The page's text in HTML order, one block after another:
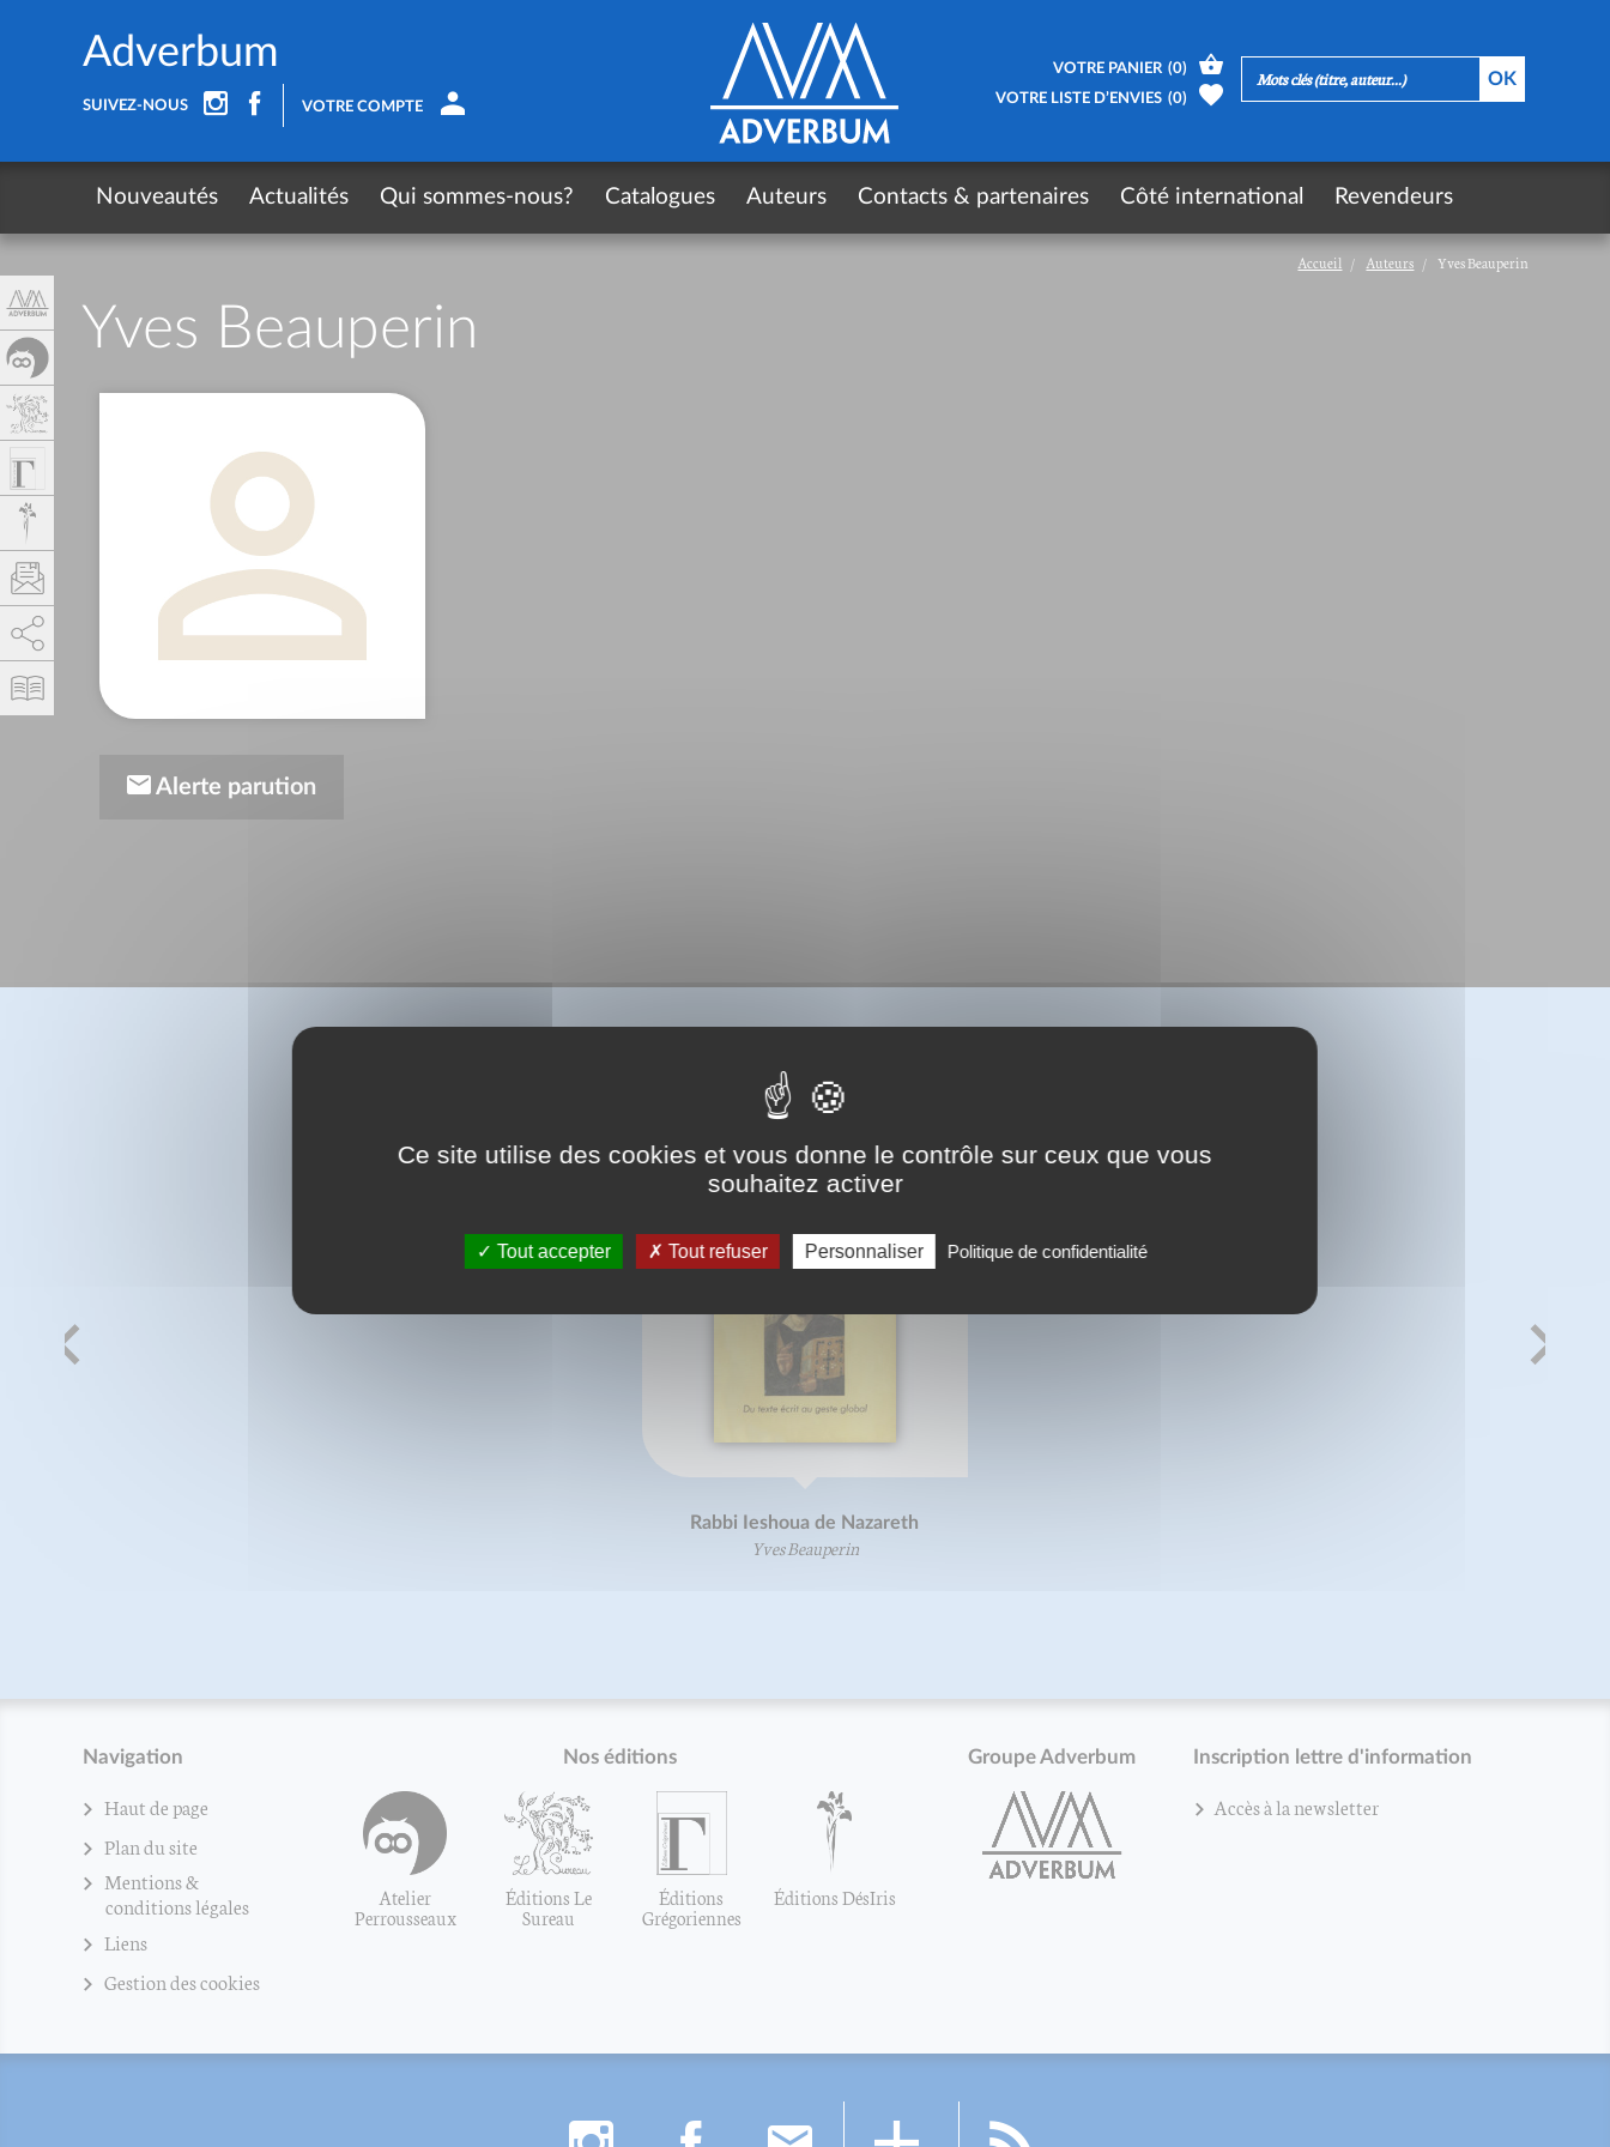
Accueil Auteurs Yves Beauperin
Yves Beauperin
Alerte parution
BIBLIOGRAPHIE
Rabbi Ieshoua de Nazareth
Yves Beauperin
Navigation
Haut de page
Plan du site
Mentions &
conditions légales
Liens
Gestion des cookies
Nos éditions
Atelier
Perrousseaux
Éditions Le
Sureau
Éditions
Grégoriennes
Éditions DésIris
Groupe Adverbum Inscription lettre d'information
Accès à la newsletter
Adverbum
SUIVEZ-NOUS VOTRE COMPTE
VOTRE PANIER (0)
VOTRE LISTE D’ENVIES (0)
Nouveautés Actualités Qui sommes-nous? Catalogues Auteurs Contacts & partenaires Côté international Revendeurs
Ce site utilise des cookies et vous donne le contrôle sur ceux que vous
souhaitez activer
Tout accepter Tout refuser Personnaliser Politique de confidentialité